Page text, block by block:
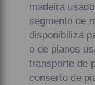
madeira
segmento de
disponibiliza
o de pianos
transporte de
conserto de